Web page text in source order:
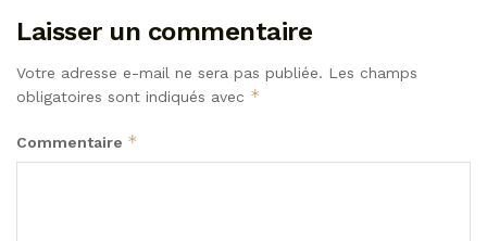
Laisser un commentaire
Votre adresse e-mail ne sera pas publiée. Les champs
obligatoires sont indiqués avec *
Commentaire *